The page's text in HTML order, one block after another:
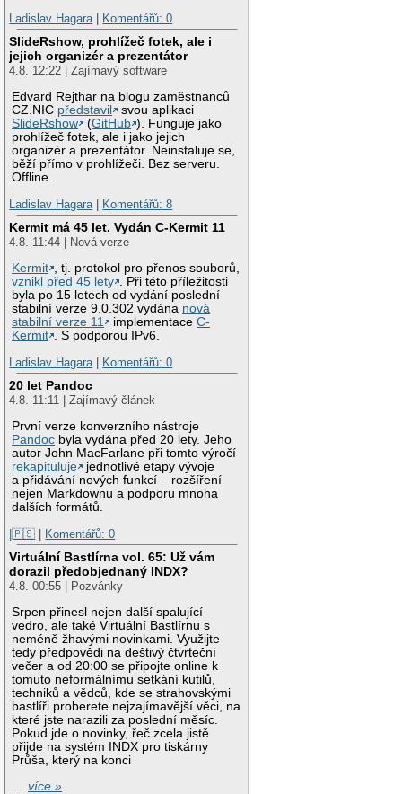
Ladislav Hagara | Komentářů: 0
SlideRshow, prohlížeč fotek, ale i
jejich organizér a prezentátor
4.8. 12:22 | Zajímavý software
Edvard Rejthar na blogu zaměstnanců
CZ.NIC představil
svou aplikaci
SlideRshow
(GitHub ). Funguje jako
prohlížeč fotek, ale i jako jejich
organizér a prezentátor. Neinstaluje se,
běží přímo v prohlížeči. Bez serveru.
Offline.
Ladislav Hagara | Komentářů: 8
Kermit má 45 let. Vydán C-Kermit 11
4.8. 11:44 | Nová verze
Kermit , tj. protokol pro přenos souborů,
vznikl před 45 lety . Při této příležitosti
byla po 15 letech od vydání poslední
stabilní verze 9.0.302 vydána nová
stabilní verze 11
implementaceC-
Kermit . S podporou IPv6.
Ladislav Hagara | Komentářů: 0
20 let Pandoc
4.8. 11:11 | Zajímavý článek
První verze konverzního nástroje
Pandoc byla vydána před 20 lety. Jeho
autor John MacFarlane při tomto výročí
rekapituluje
jednotlivé etapy vývoje
a přidávání nových funkcí – rozšíření
nejen Markdownu a podporu mnoha
dalších formátů.
|🇵🇸 | Komentářů: 0
Virtuální Bastlírna vol. 65: Už vám
dorazil předobjednaný INDX?
4.8. 00:55 | Pozvánky
Srpen přinesl nejen další spalující
vedro, ale také Virtuální Bastlírnu s
neméně žhavými novinkami. Využijte
tedy předpovědi na deštivý čtvrteční
večer a od 20:00 se připojte online k
tomuto neformálnímu setkání kutilů,
techniků a vědců, kde se strahovskými
bastlíři proberete nejzajímavější věci, na
které jste narazili za poslední měsíc.
Pokud jde o novinky, řeč zcela jistě
přijde na systém INDX pro tiskárny
Průša, který na konci
…více »